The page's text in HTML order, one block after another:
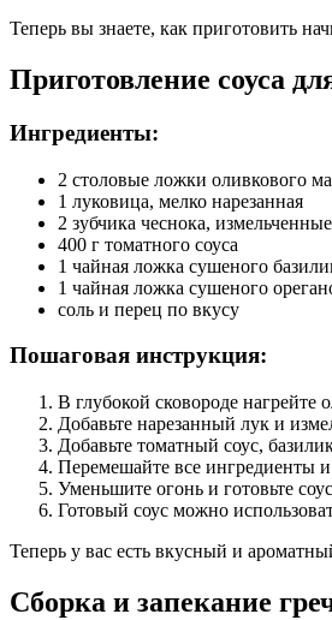
Теперь вы знаете, как приготовить
Приготовление соуса
Ингредиенты:
2 столовые ложки оливкового
1 луковица, мелко нарезанная
2 зубчика чеснока, измельченные
400 г томатного соуса
1 чайная ложка сушеного
1 чайная ложка сушеного
соль и перец по вкусу
Пошаговая инструкция:
В глубокой сковороде нагрейте
Добавьте нарезанный лук и
Добавьте томатный соус,
Перемешайте все ингредиенты
Уменьшите огонь и готовьте
Готовый соус можно
Теперь у вас есть вкусный и
Сборка и запекание